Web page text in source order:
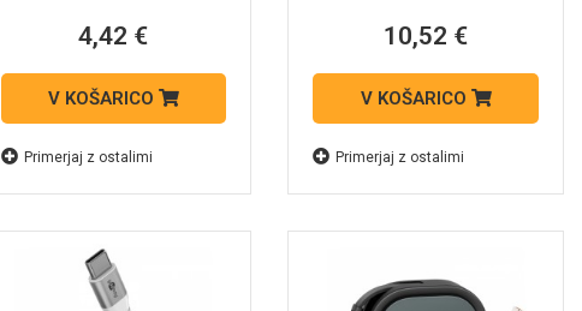
podatkovni in polnilni
4,42 €
V KOŠARICO
Primerjaj z ostalimi
podatkovni in polnilni
10,52 €
V KOŠARICO
Primerjaj z ostalimi